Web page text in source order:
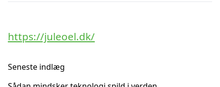
https://juleoel.dk/
Seneste indlæg